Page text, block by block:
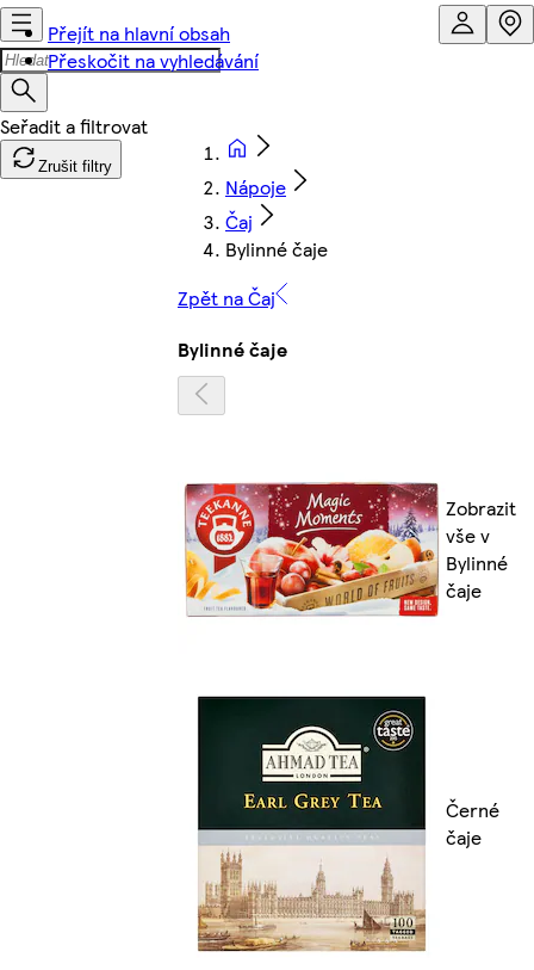
Přejít na hlavní obsah
Přeskočit na vyhledávání
Zrušit filtry
Nápoje
Čaj
Bylinné čaje
Zpět na Čaj
Bylinné čaje
Zobrazit
vše v
Bylinné
čaje
Černé
čaje